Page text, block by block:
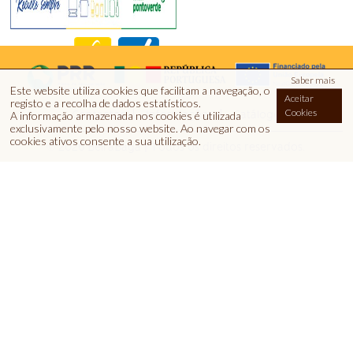
Este website utiliza cookies que facilitam a navegação, o
registo e a recolha de dados estatísticos.
A informação armazenada nos cookies é utilizada
exclusivamente pelo nosso website.Ao navegar com os
cookies ativos consente a sua utilização.
Saber mais
Aceitar
Cookies
Contactos Informações Catálogo
© 2026 BeiraBaga | Todos os direitos reservados.